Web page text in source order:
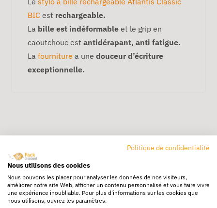
BIC est rechargeable.
La bille est indéformable et le grip en
caoutchouc est antidérapant, anti fatigue.
La fourniture a une douceur d’écriture
exceptionnelle.
Livraison rapide
24/72h partout en europe
Livraison gratuite
Politique de confidentialité
Nous utilisons des cookies
Nous pouvons les placer pour analyser les données de nos visiteurs,
améliorer notre site Web, afficher un contenu personnalisé et vous faire vivre
une expérience inoubliable. Pour plus d'informations sur les cookies que
nous utilisons, ouvrez les paramètres.